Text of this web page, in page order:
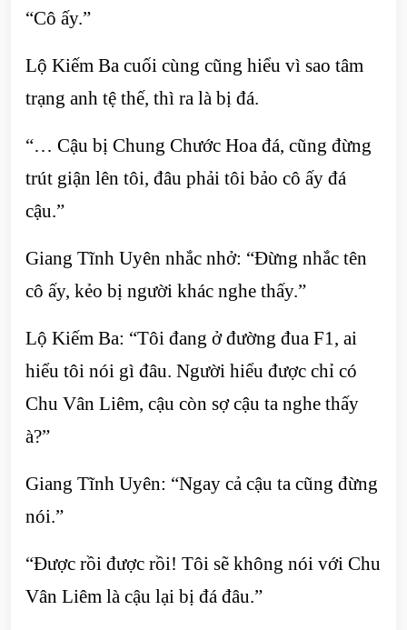
“Cô ấy.”
Lộ Kiếm Ba cuối cùng cũng hiểu vì sao tâm
trạng anh tệ thế, thì ra là bị đá.
“… Cậu bị Chung Chước Hoa đá, cũng đừng
trút giận lên tôi, đâu phải tôi bảo cô ấy đá
cậu.”
Giang Tĩnh Uyên nhắc nhở: “Đừng nhắc tên
cô ấy, kẻo bị người khác nghe thấy.”
Lộ Kiếm Ba: “Tôi đang ở đường đua F1, ai
hiểu tôi nói gì đâu. Người hiểu được chỉ có
Chu Vân Liêm, cậu còn sợ cậu ta nghe thấy
à?”
Giang Tĩnh Uyên: “Ngay cả cậu ta cũng đừng
nói.”
“Được rồi được rồi! Tôi sẽ không nói với Chu
Vân Liêm là cậu lại bị đá đâu.”